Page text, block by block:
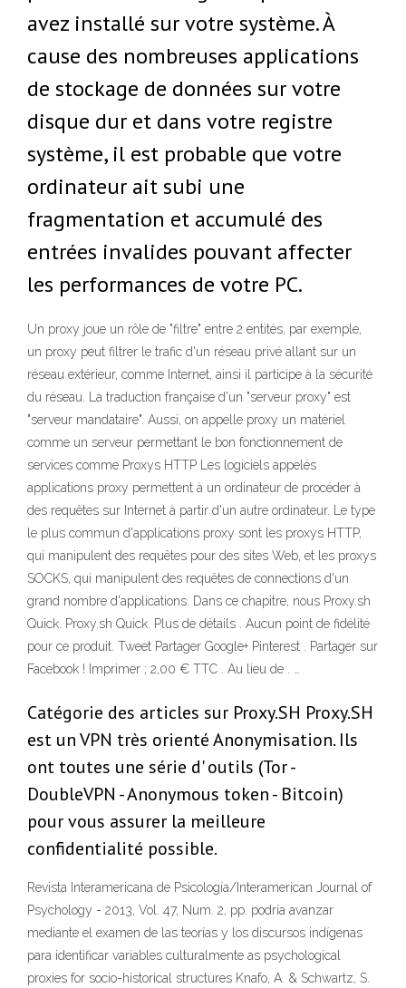
avez installé sur votre système. À
cause des nombreuses applications
de stockage de données sur votre
disque dur et dans votre registre
système, il est probable que votre
ordinateur ait subi une
fragmentation et accumulé des
entrées invalides pouvant affecter
les performances de votre PC.
Un proxy joue un rôle de "filtre" entre 2 entités, par exemple,
un proxy peut filtrer le trafic d'un réseau privé allant sur un
réseau extérieur, comme Internet, ainsi il participe à la sécurité
du réseau. La traduction française d'un "serveur proxy" est
"serveur mandataire". Aussi, on appelle proxy un matériel
comme un serveur permettant le bon fonctionnement de
services comme Proxys HTTP Les logiciels appelés
applications proxy permettent à un ordinateur de procéder à
des requêtes sur Internet à partir d'un autre ordinateur. Le type
le plus commun d'applications proxy sont les proxys HTTP,
qui manipulent des requêtes pour des sites Web, et les proxys
SOCKS, qui manipulent des requêtes de connections d'un
grand nombre d'applications. Dans ce chapitre, nous Proxy.sh
Quick. Proxy.sh Quick. Plus de détails . Aucun point de fidélité
pour ce produit. Tweet Partager Google+ Pinterest . Partager sur
Facebook ! Imprimer ; 2,00 € TTC . Au lieu de . …
Catégorie des articles sur Proxy.SH Proxy.SH
est un VPN très orienté Anonymisation. Ils
ont toutes une série d' outils (Tor -
DoubleVPN - Anonymous token - Bitcoin)
pour vous assurer la meilleure
confidentialité possible.
Revista Interamericana de Psicología/Interamerican Journal of
Psychology - 2013, Vol. 47, Num. 2, pp. podría avanzar
mediante el examen de las teorías y los discursos indígenas
para identificar variables culturalmente as psychological
proxies for socio-historical structures Knafo, A. & Schwartz, S.